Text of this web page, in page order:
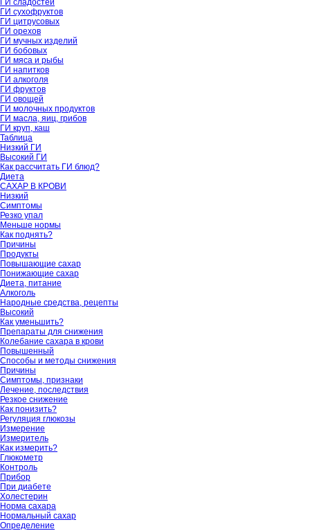
ГИ сладостей
ГИ сухофруктов
ГИ цитрусовых
ГИ орехов
ГИ мучных изделий
ГИ бобовых
ГИ мяса и рыбы
ГИ напитков
ГИ алкоголя
ГИ фруктов
ГИ овощей
ГИ молочных продуктов
ГИ масла, яиц, грибов
ГИ круп, каш
Таблица
Низкий ГИ
Высокий ГИ
Как рассчитать ГИ блюд?
Диета
САХАР В КРОВИ
Низкий
Симптомы
Резко упал
Меньше нормы
Как поднять?
Причины
Продукты
Повышающие сахар
Понижающие сахар
Диета, питание
Алкоголь
Народные средства, рецепты
Высокий
Как уменьшить?
Препараты для снижения
Колебание сахара в крови
Повышенный
Способы и методы снижения
Причины
Симптомы, признаки
Лечение, последствия
Резкое снижение
Как понизить?
Регуляция глюкозы
Измерение
Измеритель
Как измерить?
Глюкометр
Контроль
Прибор
При диабете
Холестерин
Норма сахара
Нормальный сахар
Определение